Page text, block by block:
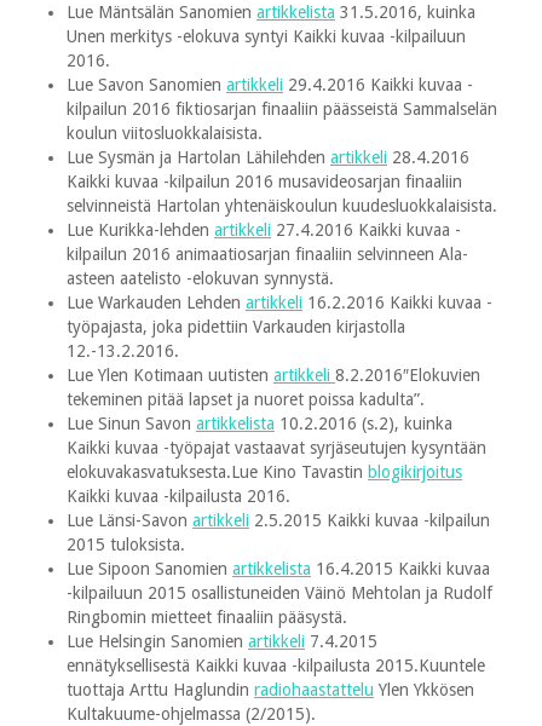
Lue Mäntsälän Sanomien artikkelista 31.5.2016, kuinka
Unen merkitys -elokuva syntyi Kaikki kuvaa -kilpailuun
2016.
Lue Savon Sanomien artikkeli 29.4.2016 Kaikki kuvaa -
kilpailun 2016 fiktiosarjan finaaliin päässeistä Sammalselän
koulun viitosluokkalaisista.
Lue Sysmän ja Hartolan Lähilehden artikkeli 28.4.2016
Kaikki kuvaa -kilpailun 2016 musavideosarjan finaaliin
selvinneistä Hartolan yhtenäiskoulun kuudesluokkalaisista.
Lue Kurikka-lehden artikkeli 27.4.2016 Kaikki kuvaa -
kilpailun 2016 animaatiosarjan finaaliin selvinneen Ala-
asteen aatelisto -elokuvan synnystä.
Lue Warkauden Lehden artikkeli 16.2.2016 Kaikki kuvaa -
työpajasta, joka pidettiin Varkauden kirjastolla
12.-13.2.2016.
Lue Ylen Kotimaan uutisten artikkeli 8.2.2016″Elokuvien
tekeminen pitää lapset ja nuoret poissa kadulta”.
Lue Sinun Savon artikkelista 10.2.2016 (s.2), kuinka
Kaikki kuvaa -työpajat vastaavat syrjäseutujen kysyntään
elokuvakasvatuksesta.Lue Kino Tavastin blogikirjoitus
Kaikki kuvaa -kilpailusta 2016.
Lue Länsi-Savon artikkeli 2.5.2015 Kaikki kuvaa -kilpailun
2015 tuloksista.
Lue Sipoon Sanomien artikkelista 16.4.2015 Kaikki kuvaa
-kilpailuun 2015 osallistuneiden Väinö Mehtolan ja Rudolf
Ringbomin mietteet finaaliin pääsystä.
Lue Helsingin Sanomien artikkeli 7.4.2015
ennätyksellisestä Kaikki kuvaa -kilpailusta 2015.Kuuntele
tuottaja Arttu Haglundin radiohaastattelu Ylen Ykkösen
Kultakuume-ohjelmassa (2/2015).